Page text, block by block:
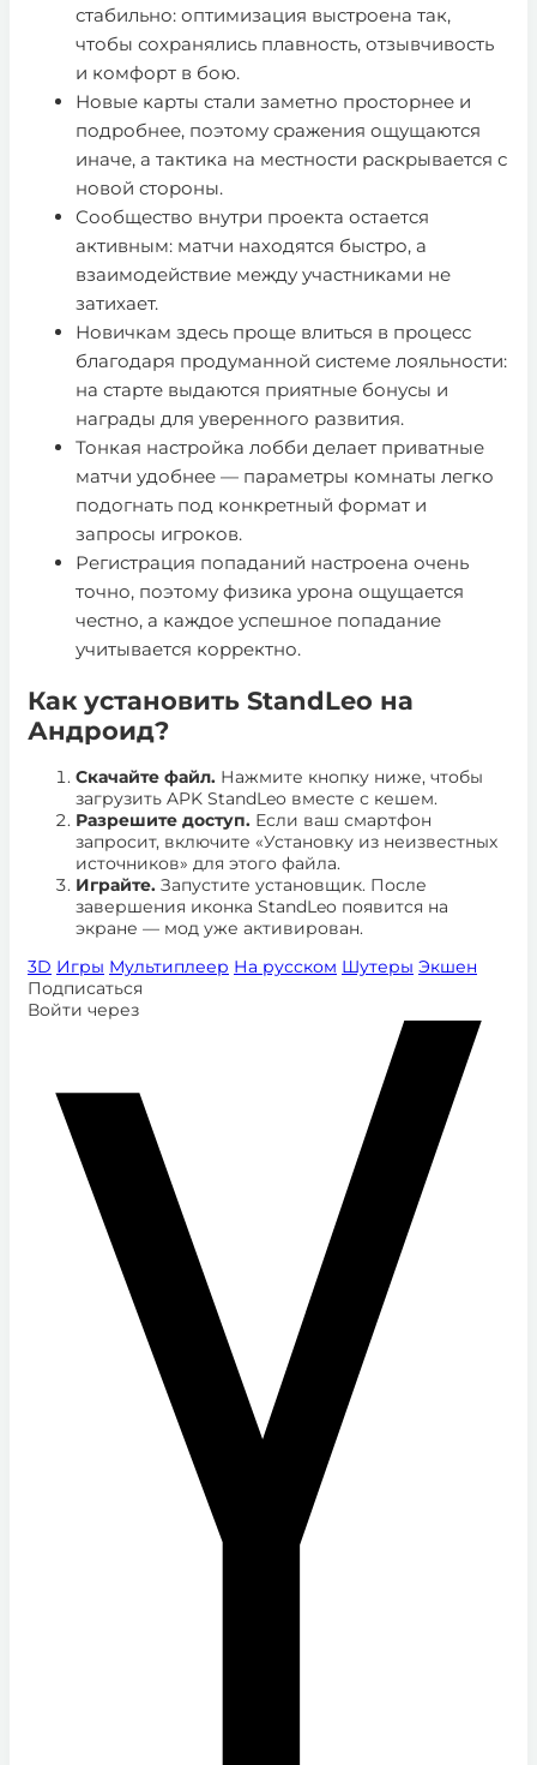
стабильно: оптимизация выстроена так,
чтобы сохранялись плавность, отзывчивость
и комфорт в бою.
Новые карты стали заметно просторнее и
подробнее, поэтому сражения ощущаются
иначе, а тактика на местности раскрывается с
новой стороны.
Сообщество внутри проекта остается
активным: матчи находятся быстро, а
взаимодействие между участниками не
затихает.
Новичкам здесь проще влиться в процесс
благодаря продуманной системе лояльности:
на старте выдаются приятные бонусы и
награды для уверенного развития.
Тонкая настройка лобби делает приватные
матчи удобнее — параметры комнаты легко
подогнать под конкретный формат и
запросы игроков.
Регистрация попаданий настроена очень
точно, поэтому физика урона ощущается
честно, а каждое успешное попадание
учитывается корректно.
Как установить StandLeo на
Андроид?
Скачайте файл. Нажмите кнопку ниже, чтобы
загрузить APK StandLeo вместе с кешем.
Разрешите доступ. Если ваш смартфон
запросит, включите «Установку из неизвестных
источников» для этого файла.
Играйте. Запустите установщик. После
завершения иконка StandLeo появится на
экране — мод уже активирован.
3D Игры Мультиплеер На русском Шутеры Экшен
Подписаться
Войти через